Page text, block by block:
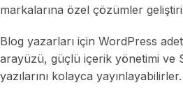
markalarına özel çözümler
Blog yazarları için WordPress
arayüzü, güçlü içerik yönetimi ve
yazılarını kolayca yayınlayabilirler.